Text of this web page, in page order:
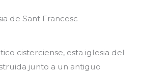
de Sant Francesc
cisterciense, esta iglesia del
junto a un antiguo